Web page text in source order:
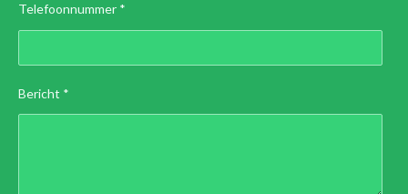
Telefoonnummer *
Bericht *